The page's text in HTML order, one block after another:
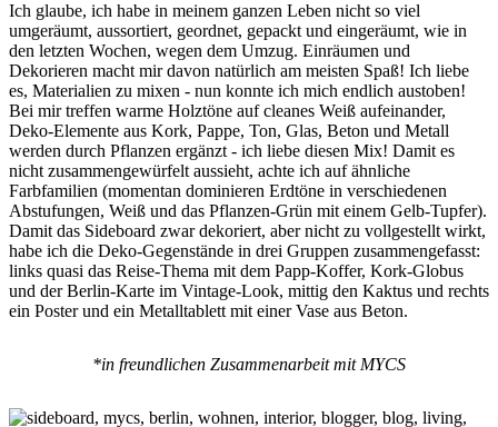
Ich glaube, ich habe in meinem ganzen Leben nicht so viel
umgeräumt, aussortiert, geordnet, gepackt und eingeräumt, wie in
den letzten Wochen, wegen dem Umzug. Einräumen und
Dekorieren macht mir davon natürlich am meisten Spaß! Ich liebe
es, Materialien zu mixen - nun konnte ich mich endlich austoben!
Bei mir treffen warme Holztöne auf cleanes Weiß aufeinander,
Deko-Elemente aus Kork, Pappe, Ton, Glas, Beton und Metall
werden durch Pflanzen ergänzt - ich liebe diesen Mix! Damit es
nicht zusammengewürfelt aussieht, achte ich auf ähnliche
Farbfamilien (momentan dominieren Erdtöne in verschiedenen
Abstufungen, Weiß und das Pflanzen-Grün mit einem Gelb-Tupfer).
Damit das Sideboard zwar dekoriert, aber nicht zu vollgestellt wirkt,
habe ich die Deko-Gegenstände in drei Gruppen zusammengefasst:
links quasi das Reise-Thema mit dem Papp-Koffer, Kork-Globus
und der Berlin-Karte im Vintage-Look, mittig den Kaktus und rechts
ein Poster und ein Metalltablett mit einer Vase aus Beton.
*in freundlichen Zusammenarbeit mit MYCS